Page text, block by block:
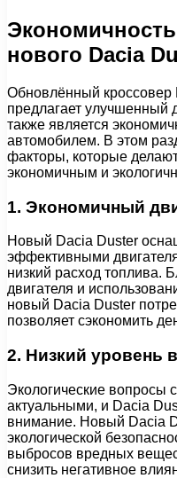
нового Dacia
Обновлённый кроссовер
предлагает улучшенный
также является
автомобилем. В этом
факторы, которые
экономичным и
1. Экономичный
Новый Dacia Duster
эффективными
низкий расход топлива.
двигателя и
новый Dacia Duster
позволяет сэкономить
2. Низкий уровень
Экологические вопросы
актуальными, и Dacia
внимание. Новый Dacia
экологической
выбросов вредных
снизить негативное